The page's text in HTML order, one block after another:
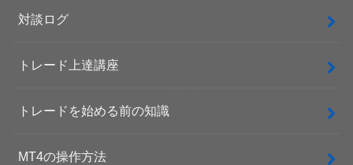
対談ログ
トレード上達講座
トレードを始める前の知識
MT4の操作方法